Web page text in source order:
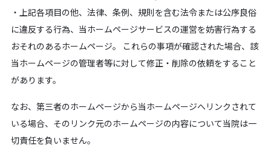
・上記各項目の他、法律、条例、規則を含む法令または公序良俗
に違反する行為、当ホームページサービスの運営を妨害行為する
おそれのあるホームページ。 これらの事項が確認された場合、該
当ホームページの管理者等に対して修正・削除の依頼をすること
があります。
なお、第三者のホームページから当ホームページへリンクされて
いる場合、そのリンク元のホームページの内容について当院は一
切責任を負いません。